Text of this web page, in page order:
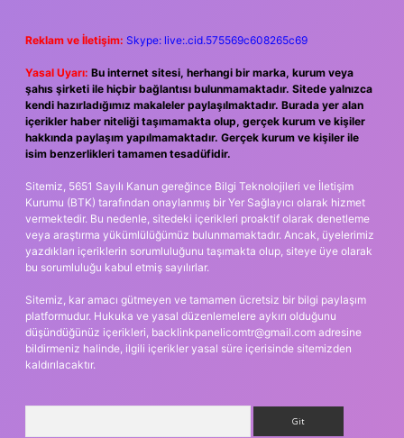
Reklam ve İletişim: Skype: live:.cid.575569c608265c69
Yasal Uyarı: Bu internet sitesi, herhangi bir marka, kurum veya
şahıs şirketi ile hiçbir bağlantısı bulunmamaktadır. Sitede yalnızca
kendi hazırladığımız makaleler paylaşılmaktadır. Burada yer alan
içerikler haber niteliği taşımamakta olup, gerçek kurum ve kişiler
hakkında paylaşım yapılmamaktadır. Gerçek kurum ve kişiler ile
isim benzerlikleri tamamen tesadüfidir.
Sitemiz, 5651 Sayılı Kanun gereğince Bilgi Teknolojileri ve İletişim
Kurumu (BTK) tarafından onaylanmış bir Yer Sağlayıcı olarak hizmet
vermektedir. Bu nedenle, sitedeki içerikleri proaktif olarak denetleme
veya araştırma yükümlülüğümüz bulunmamaktadır. Ancak, üyelerimiz
yazdıkları içeriklerin sorumluluğunu taşımakta olup, siteye üye olarak
bu sorumluluğu kabul etmiş sayılırlar.
Sitemiz, kar amacı gütmeyen ve tamamen ücretsiz bir bilgi paylaşım
platformudur. Hukuka ve yasal düzenlemelere aykırı olduğunu
düşündüğünüz içerikleri, backlinkpanelicomtr@gmail.com adresine
bildirmeniz halinde, ilgili içerikler yasal süre içerisinde sitemizden
kaldırılacaktır.